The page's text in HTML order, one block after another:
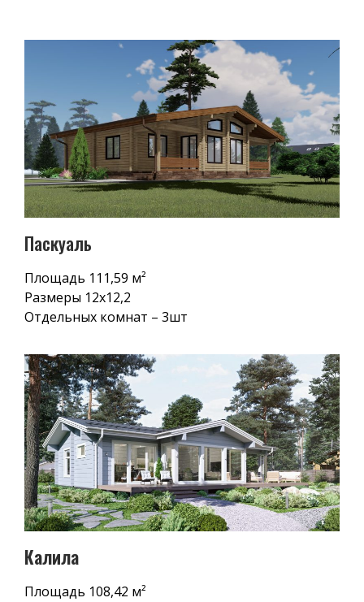
Паскуаль
Площадь 111,59 м²
Размеры 12х12,2
Отдельных комнат – 3шт
Калила
Площадь 108,42 м²